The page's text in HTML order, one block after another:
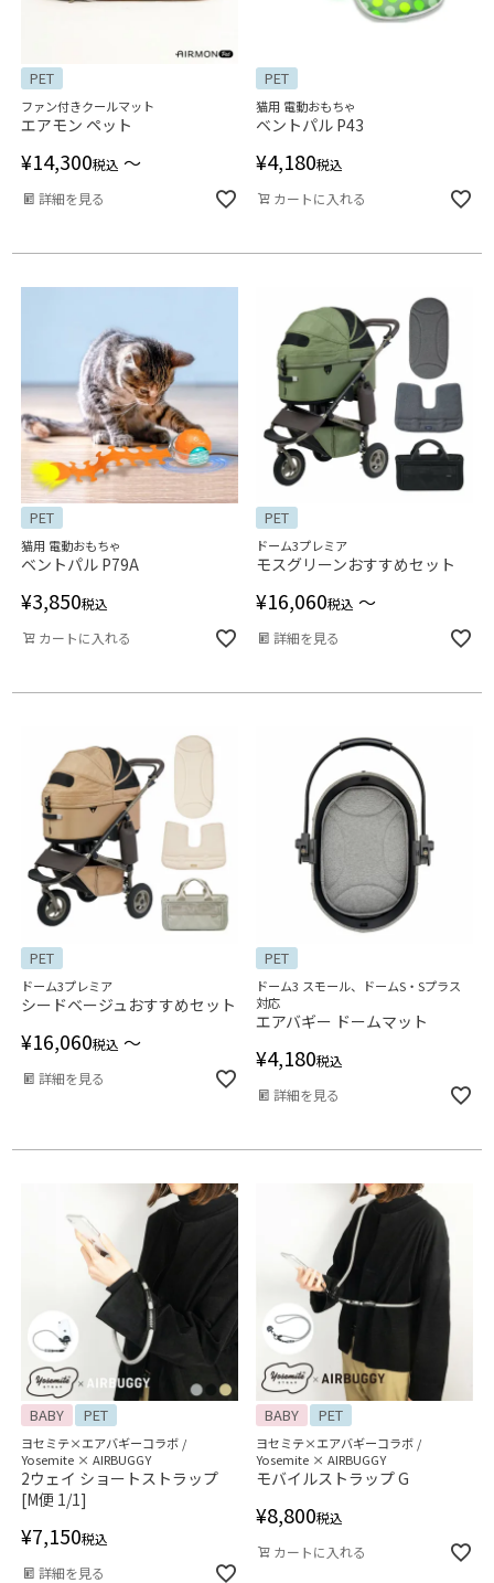
PET
ファン付きクールマット
エアモン ペット
¥14,300税込 〜
詳細を見る
PET
猫用 電動おもちゃ
ベントパル P43
¥4,180税込
カートに入れる
PET
猫用 電動おもちゃ
ベントパル P79A
¥3,850税込
カートに入れる
PET
ドーム3プレミア
モスグリーンおすすめセット
¥16,060税込 〜
詳細を見る
PET
ドーム3プレミア
シードベージュおすすめセット
¥16,060税込 〜
詳細を見る
PET
ドーム3 スモール、ドームS・Sプラス
対応
エアバギー ドームマット
¥4,180税込
詳細を見る
BABY PET
ヨセミテ×エアバギーコラボ /
Yosemite × AIRBUGGY
2ウェイ ショートストラップ
[M便 1/1]
¥7,150税込
詳細を見る
BABY PET
ヨセミテ×エアバギーコラボ /
Yosemite × AIRBUGGY
モバイルストラップ G
¥8,800税込
カートに入れる